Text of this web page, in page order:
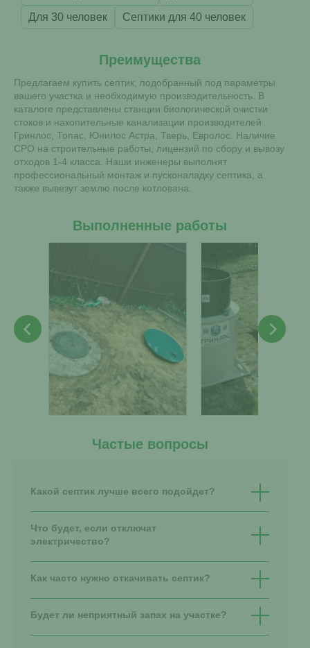
Для 30 человек
Септики для 40 человек
Преимущества
Предлагаем купить септик, подобранный под параметры
вашего участка и необходимую производительность. В
каталоге представлены станции биологической очистки
стоков и накопительные канализации производителей
Гринлос, Топас, Юнилос Астра, Тверь, Евролос. Наличие
СРО на строительные работы, лицензий по сбору и вывозу
отходов 1-4 класса. Наши инженеры выполнят
профессиональный монтаж и пусконаладку септика, а
также вывезут землю после котлована.
Выполненные работы
Частые вопросы
Какой септик лучше всего подойдет?
Что будет, если отключат
электричество?
Как часто нужно откачивать септик?
Будет ли неприятный запах на участке?